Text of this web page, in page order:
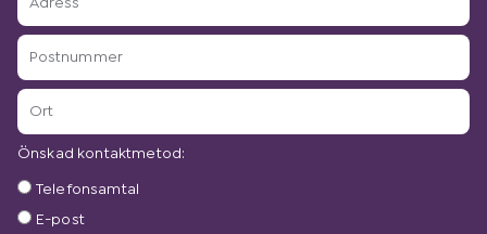
Postnummer
Ort
Önskad kontaktmetod:
Önskad
Telefonsamtal
E-post